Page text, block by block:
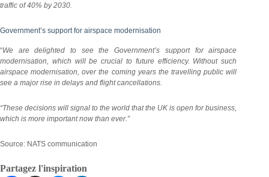
traffic of 40% by 2030.
Government’s support for airspace modernisation
“We are delighted to see the Government’s support for airspace
modernisation, which will be crucial to future efficiency. Without such
airspace modernisation, over the coming years the travelling public will
see a major rise in delays and flight cancellations.
“These decisions will signal to the world that the UK is open for business,
which is more important now than ever.”
Source: NATS communication
Partagez l'inspiration